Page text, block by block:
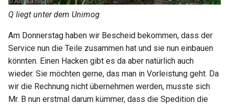
Q liegt unter dem Unimog
Am Donnerstag haben wir Bescheid bekommen, dass der
Service nun die Teile zusammen hat und sie nun einbauen
könnten. Einen Hacken gibt es da aber natürlich auch
wieder. Sie möchten gerne, das man in Vorleistung geht. Da
wir die Rechnung nicht übernehmen werden, musste sich
Mr. B nun erstmal darum kümmer, dass die Spedition die